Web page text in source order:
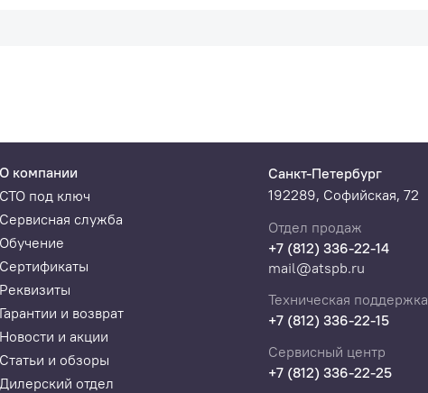
О компании
СТО под ключ
Сервисная служба
Обучение
Сертификаты
Реквизиты
Гарантии и возврат
Новости и акции
Статьи и обзоры
Дилерский отдел
Санкт-Петербург
192289, Софийская, 72
Отдел продаж
+7 (812) 336-22-14
mail@atspb.ru
Техническая поддержка
+7 (812) 336-22-15
Сервисный центр
+7 (812) 336-22-25